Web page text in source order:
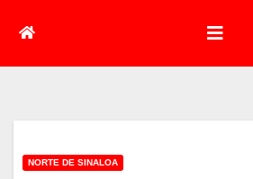
NORTE DE SINALOA